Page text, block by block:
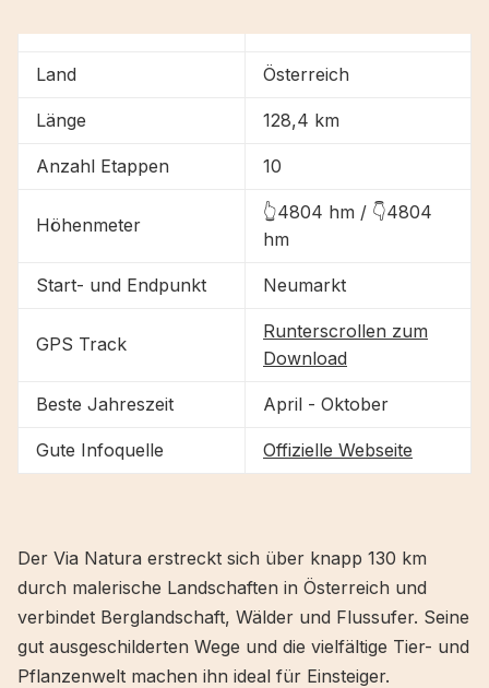
Land Österreich
Länge 128,4 km
Anzahl Etappen 10
Höhenmeter
👆4804 hm / 👇4804
hm
Start- und Endpunkt Neumarkt
GPS Track
Runterscrollen zum
Download
Beste Jahreszeit April - Oktober
Gute Infoquelle Offizielle Webseite
Der Via Natura erstreckt sich über knapp 130 km
durch malerische Landschaften in Österreich und
verbindet Berglandschaft, Wälder und Flussufer. Seine
gut ausgeschilderten Wege und die vielfältige Tier- und
Pflanzenwelt machen ihn ideal für Einsteiger.